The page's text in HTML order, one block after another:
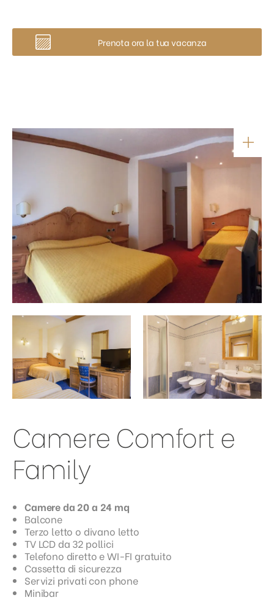
Prenota ora la tua vacanza
Camere Comfort e
Family
Camere da 20 a 24 mq
Balcone
Terzo letto o divano letto
TV LCD da 32 pollici
Telefono diretto e WI-FI gratuito
Cassetta di sicurezza
Servizi privati con phone
Minibar